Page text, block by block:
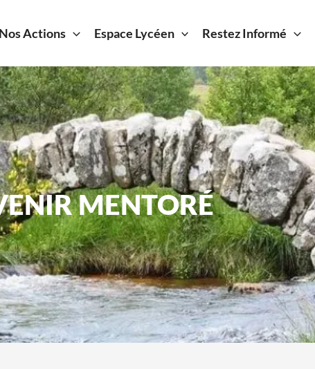
Nos Actions Espace Lycéen Restez Informé
MENTORÉ